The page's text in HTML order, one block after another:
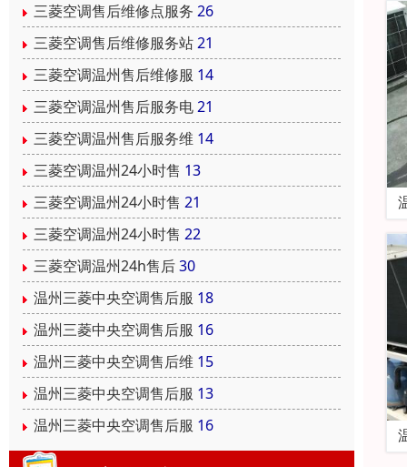
三菱空调售后维修点服务 26
三菱空调售后维修服务站21
三菱空调温州售后维修服 14
三菱空调温州售后服务电21
三菱空调温州售后服务维 14
三菱空调温州24小时售 13
三菱空调温州24小时售 21
三菱空调温州24小时售 22
三菱空调温州24h售后30
温州三菱中央空调售后服 18
温州三菱中央空调售后服 16
温州三菱中央空调售后维 15
温州三菱中央空调售后服 13
温州三菱中央空调售后服 16